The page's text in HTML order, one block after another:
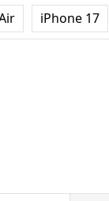
iPhone 17